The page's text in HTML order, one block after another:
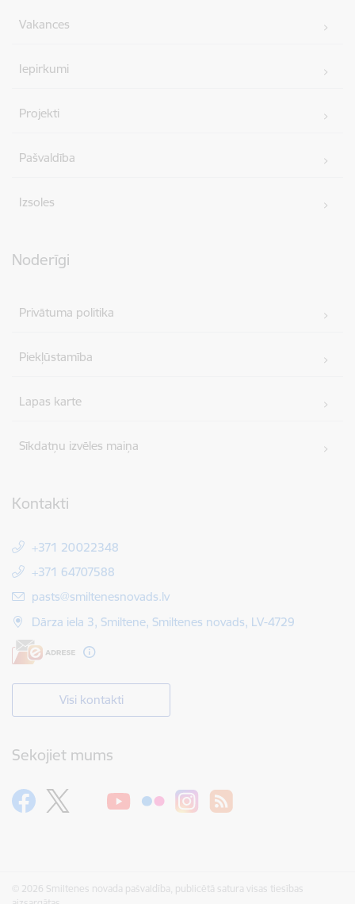
Vakances
Iepirkumi
Projekti
Pašvaldība
Izsoles
Noderīgi
Privātuma politika
Piekļūstamība
Lapas karte
Sīkdatņu izvēles maiņa
Kontakti
+371 20022348
+371 64707588
E-pasts:
pasts@smiltenesnovads.lv
Dārza iela 3, Smiltene, Smiltenes novads, LV-4729
Visi kontakti
Sekojiet mums
© 2026 Smiltenes novada pašvaldība, publicētā satura visas tiesības